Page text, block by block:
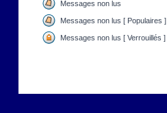
Messages non lus
Messages non lus [ Populaires ]
Messages non lus [ Verrouillés ]